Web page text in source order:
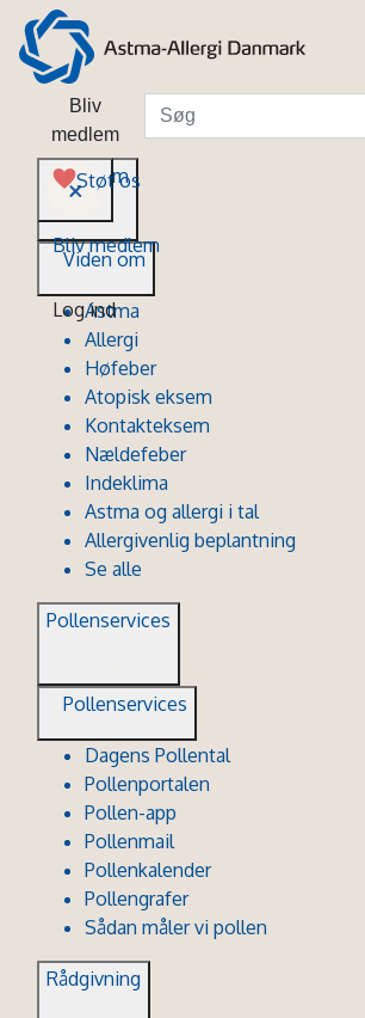
Bliv
medlem
Støt os
Bliv medlem
Log ind
Viden om
Viden om
Astma
Allergi
Høfeber
Atopisk eksem
Kontakteksem
Nældefeber
Indeklima
Astma og allergi i tal
Allergivenlig beplantning
Se alle
Pollenservices
Pollenservices
Dagens Pollental
Pollenportalen
Pollen-app
Pollenmail
Pollenkalender
Pollengrafer
Sådan måler vi pollen
Rådgivning